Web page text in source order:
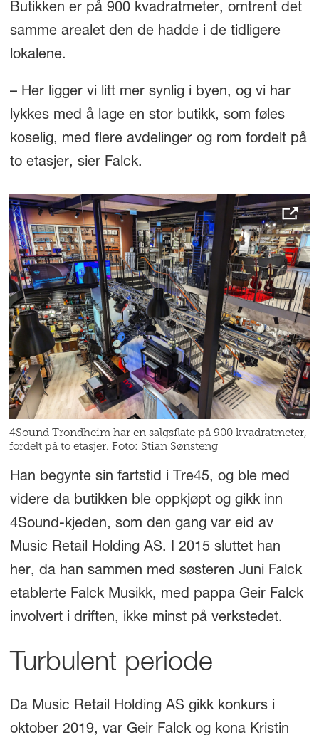
Butikken er på 900 kvadratmeter, omtrent det
samme arealet den de hadde i de tidligere
lokalene.
– Her ligger vi litt mer synlig i byen, og vi har
lykkes med å lage en stor butikk, som føles
koselig, med flere avdelinger og rom fordelt på
to etasjer, sier Falck.
4Sound Trondheim har en salgsflate på 900 kvadratmeter,
fordelt på to etasjer. Foto: Stian Sønsteng
Han begynte sin fartstid i Tre45, og ble med
videre da butikken ble oppkjøpt og gikk inn
4Sound-kjeden, som den gang var eid av
Music Retail Holding AS. I 2015 sluttet han
her, da han sammen med søsteren Juni Falck
etablerte Falck Musikk, med pappa Geir Falck
involvert i driften, ikke minst på verkstedet.
Turbulent periode
Da Music Retail Holding AS gikk konkurs i
oktober 2019, var Geir Falck og kona Kristin